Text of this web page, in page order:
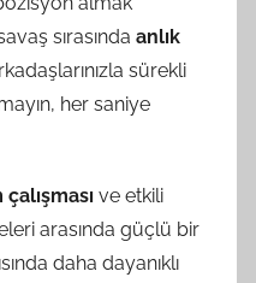
sırasında anlık
sürekli
her saniye
çalışması ve etkili
arasında güçlü bir
daha dayanıklı